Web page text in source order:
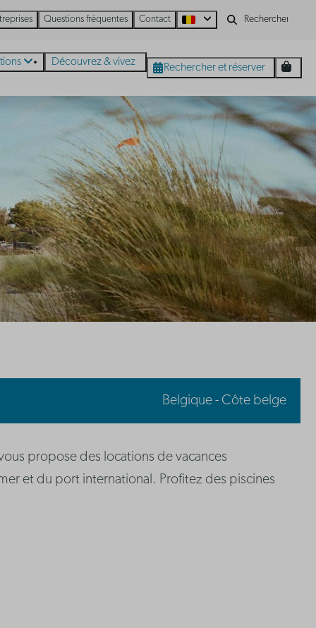
Questions fréquentes Contact
Découvrez & vivez Rechercher et réserver
Belgique - Côte belge
propose des locations de vacances
et du port international. Profitez des piscines